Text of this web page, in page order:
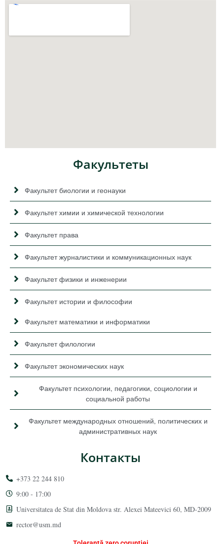
Факультеты
Факультет биологии и геонауки
Факультет химии и химической технологии
Факультет права
Факультет журналистики и коммуникационных наук
Факультет физики и инженерии
Факультет истории и философии
Факультет математики и информатики
Факультет филологии
Факультет экономических наук
Факультет психологии, педагогики, социологии и
социальной работы
Факультет международных отношений, политических и
административных наук
Контакты
+373 22 244 810
9:00 - 17:00
Universitatea de Stat din Moldova str. Alexei Mateevici 60, MD-2009
rector@usm.md